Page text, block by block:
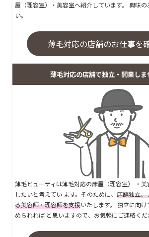
屋（理容室）・美容室へ紹介しています。 興味
い。
薄毛対応の店舗のお仕事を
薄毛対応の店舗で独立・開業しま
薄毛ビューティは薄毛対応の床屋（理容室） ・
したいと考えてい ます。そのために、 店舗独立、
る美容師・理容師を支援いたします。 独立に向
められれば と思いますので、お気軽にご連絡くだ